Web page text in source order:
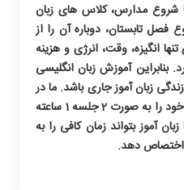
شروع مدارس، کلاس های زبان
فصل تابستان، دوباره آن را از
انگیزه، وقت، انرژی و هزینه
بنابراینآموزش زبان انگلیسی
زبان آموز جاری باشد. ما در
این آموزشگاه کلاس های خود را به صورت 2 جلسه 1 ساعته
آموز بتواند زمان کافی را به
اختصاص دهد.